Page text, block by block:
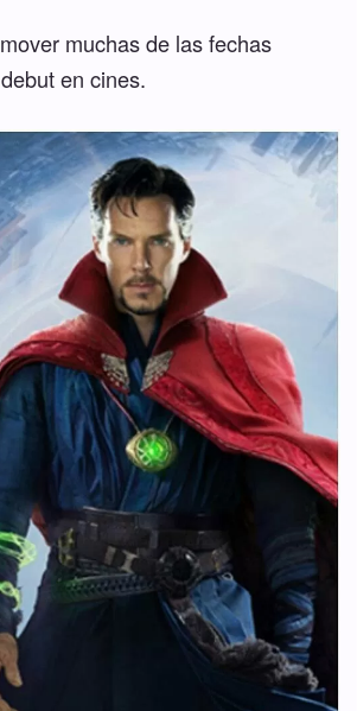
muchas de las fechas
en cines.